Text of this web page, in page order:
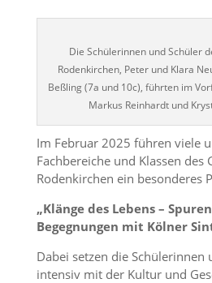
Die Schülerinnen und Schüler
Rodenkirchen, Peter und Klara
Beßling (7a und 10c), führten im
Markus Reinhardt und
Im Februar 2025 führen viele
Fachbereiche und Klassen des
Rodenkirchen ein besonderes
„Klänge des Lebens –
Begegnungen mit Kölner
Dabei setzen die Schülerinnen
intensiv mit der Kultur und